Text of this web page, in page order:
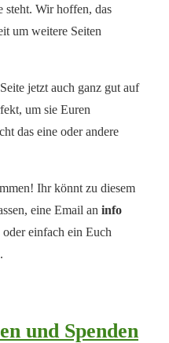
steht. Wir hoffen, das
um weitere Seiten
jetzt auch ganz gut auf
um sie Euren
das eine oder andere
Ihr könnt zu diesem
eine Email an info
oder einfach ein Euch
und Spenden